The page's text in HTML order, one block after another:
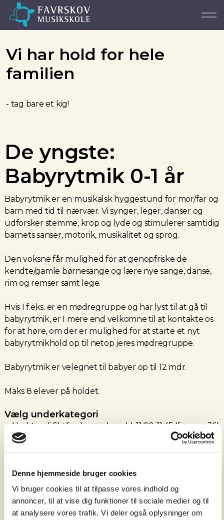
Denne hjemmeside bruger cookies
Vi bruger cookies til at tilpasse vores indhold og
annoncer, til at vise dig funktioner til sociale medier og til
at analysere vores trafik. Vi deler også oplysninger om
Vi har hold for hele
familien
- tag bare et kig!
De yngste:
Babyrytmik 0-1 år
Babyrytmik er en musikalsk hyggestund for mor/far og
barn med tid til nærvær. Vi synger, leger, danser og
udforsker stemme, krop og lyde og stimulerer samtidig
barnets sanser, motorik, musikalitet og sprog.
Den voksne får mulighed for at genopfriske de
kendte/gamle børnesange og lære nye sange, danse,
rim og remser samt lege.
Hvis I f.eks. er en mødregruppe og har lyst til at gå til
babyrytmik, er I mere end velkomne til at kontakte os
for at høre, om der er mulighed for at starte et nyt
babyrytmikhold op til netop jeres mødregruppe.
Babyrytmik er velegnet til babyer op til 12 mdr.
Maks 8 elever på holdet.
Vælg underkategori
Hadsten (i Sløjfen), mandage kl. 11.00-11.45 (fra uge 36)
ved Margit Vestbo. 1 plads tilbage.
Alle byer er mulige. Kontakt os gerne, hvis I har et
Hinnerup i kulturhuset, tirsdage kl. 12.00-12.45 (fra
uge 35) ved Johanna Steffens